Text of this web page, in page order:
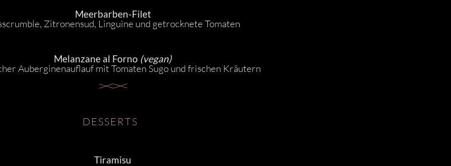
Meerbarben-Filet
Zitronensud, Linguine und getrocknete Tomaten
Melanzane al Forno (vegan)
Auberginenauflauf mit Tomaten Sugo und frischen Kräutern
DESSERTS
Tiramisu